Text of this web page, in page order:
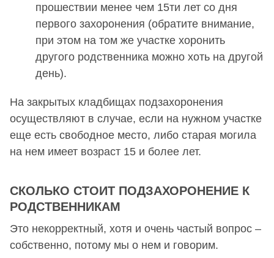
прошествии менее чем 15ти лет со дня
первого захоронения (обратите внимание,
при этом на том же участке хоронить
другого родственника можно хоть на другой
день).
На закрытых кладбищах подзахоронения
осуществляют в случае, если на нужном участке
еще есть свободное место, либо старая могила
на нем имеет возраст 15 и более лет.
СКОЛЬКО СТОИТ ПОДЗАХОРОНЕНИЕ К
РОДСТВЕННИКАМ
Это некорректный, хотя и очень частый вопрос –
собственно, потому мы о нем и говорим.